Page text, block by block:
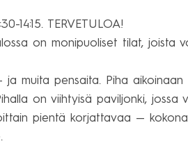
14:15. TERVETULOA!
on monipuoliset tilat, joista
ja muita pensaita. Piha
on viihtyisä paviljonki,
pientä korjattavaa —